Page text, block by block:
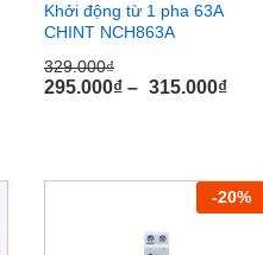
Khởi động từ 1 pha 63A
CHINT NCH863A
329.000₫
295.000₫ – 315.000₫
-20%